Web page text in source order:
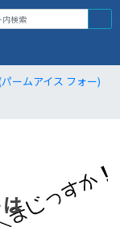
パームアイス フォー)